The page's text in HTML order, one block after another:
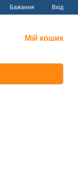
Бажання Вхід
Мій кошик